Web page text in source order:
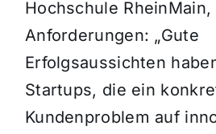
Hochschule
Anforderungen: „Gute
Erfolgsaussichten
Startups, die ein
Kundenproblem auf